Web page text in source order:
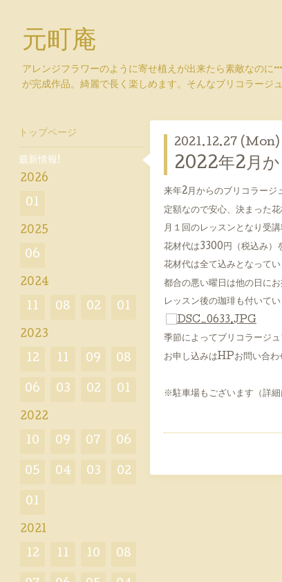
元町庵
アレンジフラワーのように寄せ植えが出来たら素敵なのに
が完成作品。綺麗で長く楽しめます。そんなブリコラージ
2021.12.27
2022年2月か
来年2月からのブリコラージ
定額なので安心、決まった
月１回のレッスンとなり受
花材代は3300円（税込み）
花材代は全て込みとなって
都合の悪い曜日は他の日に
レッスン後の珈琲も付いて
季節によってブリコラージ
お申し込みはHPお問い合
※駐車場もございます（詳
トップページ
最新情報!
2026
01
2025
06
2024
11 08 02 01
2023
12 11 09 08
06 03 02 01
2022
10 09 07 06
05 04 03 02
01
2021
12 11 10 08